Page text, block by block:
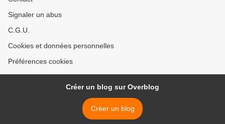
Signaler un abus
C.G.U.
Cookies et données personnelles
Préférences cookies
Créer un blog sur Overblog
Créer un blog